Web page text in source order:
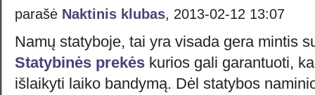
parašė Naktinis klubas, 2013-02-12 13:07
Namų statyboje, tai yra visada gera mintis
Statybinės prekės kurios gali garantuoti,
išlaikyti laiko bandymą. Dėl statybos